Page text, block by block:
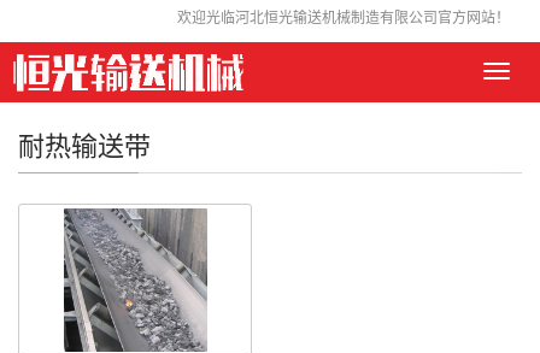
欢迎光临河北恒光输送机械制造有限公司官方网站！
耐热输送带